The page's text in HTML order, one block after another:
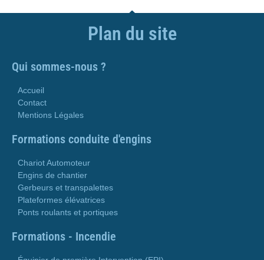
Plan du site
Qui sommes-nous ?
Accueil
Contact
Mentions Légales
Formations conduite d'engins
Chariot Automoteur
Engins de chantier
Gerbeurs et transpalettes
Plateformes élévatrices
Ponts roulants et portiques
Formations - Incendie